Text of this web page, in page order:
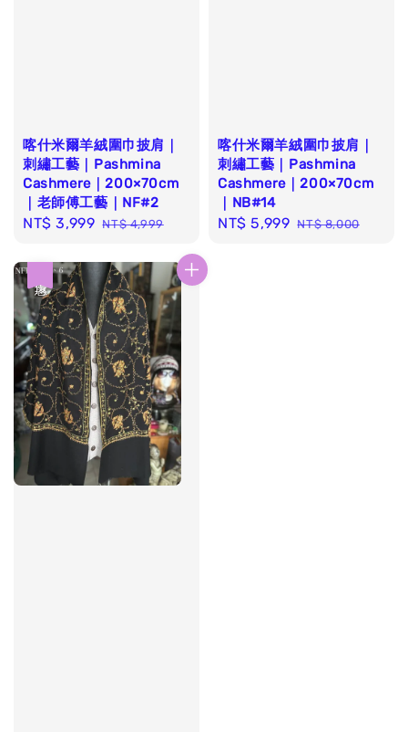
喀什米爾羊絨圍巾披肩｜
刺繡工藝｜Pashmina
Cashmere｜200×70cm
｜老師傅工藝｜NF#2
Sale
NT$ 3,999 Regular
NT$ 4,999
喀什米爾羊絨圍巾披肩｜
刺繡工藝｜Pashmina
Cashmere｜200×70cm
｜NB#14
Sale
NT$ 5,999 Regular
NT$ 8,000